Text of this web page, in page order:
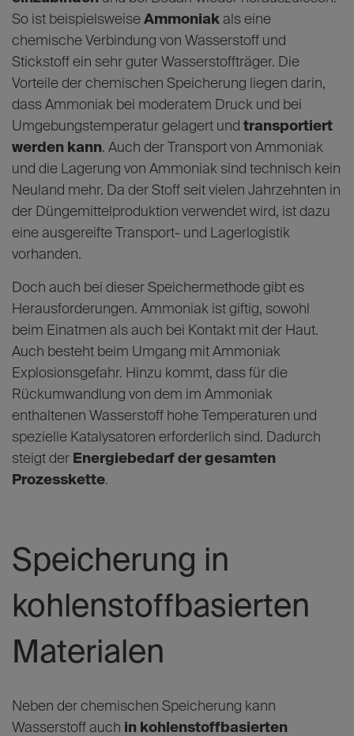
So ist beispielsweise Ammoniak als eine
chemische Verbindung von Wasserstoff und
Stickstoff ein sehr guter Wasserstoffträger. Die
Vorteile der chemischen Speicherung liegen darin,
dass Ammoniak bei moderatem Druck und bei
Umgebungstemperatur gelagert und transportiert
werden kann. Auch der Transport von Ammoniak
und die Lagerung von Ammoniak sind technisch kein
Neuland mehr. Da der Stoff seit vielen Jahrzehnten in
der Düngemittelproduktion verwendet wird, ist dazu
eine ausgereifte Transport- und Lagerlogistik
vorhanden.
Doch auch bei dieser Speichermethode gibt es
Herausforderungen. Ammoniak ist giftig, sowohl
beim Einatmen als auch bei Kontakt mit der Haut.
Auch besteht beim Umgang mit Ammoniak
Explosionsgefahr. Hinzu kommt, dass für die
Rückumwandlung von dem im Ammoniak
enthaltenen Wasserstoff hohe Temperaturen und
spezielle Katalysatoren erforderlich sind. Dadurch
steigt der Energiebedarf der gesamten
Prozesskette.
Speicherung in
kohlenstoffbasierten
Materialen
Neben der chemischen Speicherung kann
Wasserstoff auch in kohlenstoffbasierten